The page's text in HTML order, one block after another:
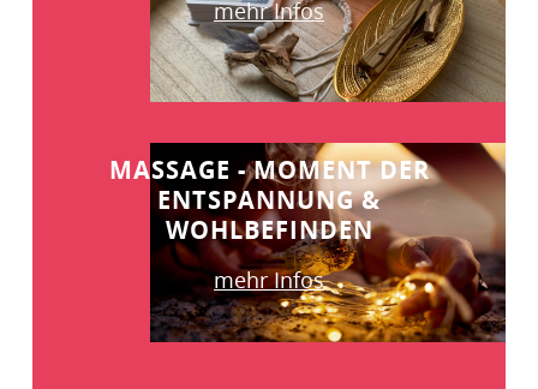
mehr Infos
MASSAGE - MOMENT DER
ENTSPANNUNG &
WOHLBEFINDEN
mehr Infos